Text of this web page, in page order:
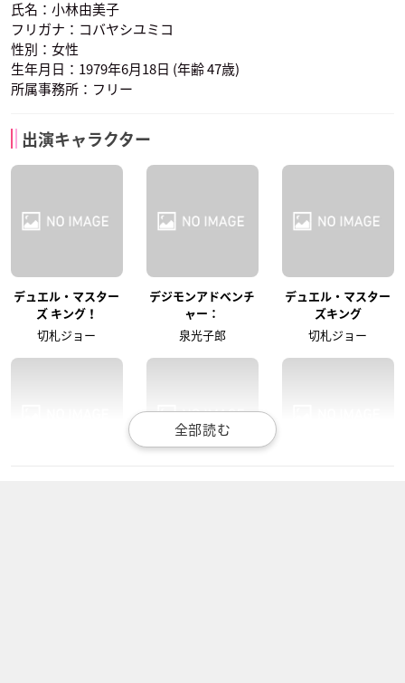
氏名：小林由美子
フリガナ：コバヤシユミコ
性別：女性
生年月日：1979年6月18日 (年齢 47歳)
所属事務所：フリー
出演キャラクター
デュエル・マスター
ズ キング！
切札ジョー
デジモンアドベンチ
ャー：
泉光子郎
デュエル・マスター
ズキング
切札ジョー